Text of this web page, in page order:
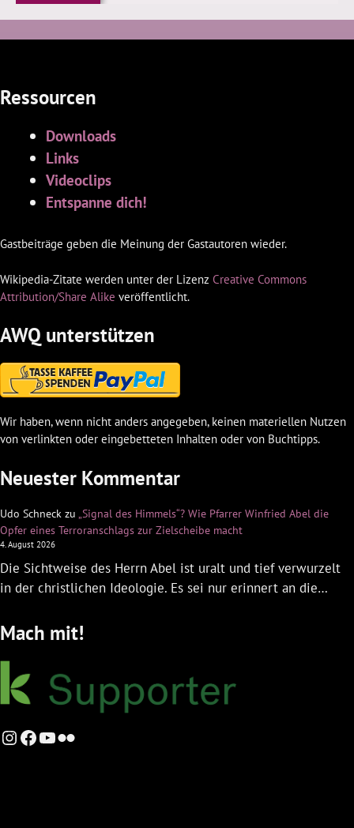
Ressourcen
Downloads
Links
Videoclips
Entspanne dich!
Gastbeiträge geben die Meinung der Gastautoren wieder.
Wikipedia-Zitate werden unter der Lizenz Creative Commons
Attribution/Share Alike veröffentlicht.
AWQ unterstützen
Wir haben, wenn nicht anders angegeben, keinen materiellen Nutzen
von verlinkten oder eingebetteten Inhalten oder von Buchtipps.
Neuester Kommentar
Udo Schneck zu „Signal des Himmels“? Wie Pfarrer Winfried Abel die
Opfer eines Terroranschlags zur Zielscheibe macht
4. August 2026
Die Sichtweise des Herrn Abel ist uralt und tief verwurzelt
in der christlichen Ideologie. Es sei nur erinnert an die…
Mach mit!
Instagram
Facebook
YouTube
Flickr